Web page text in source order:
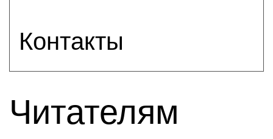
Контакты
Читателям